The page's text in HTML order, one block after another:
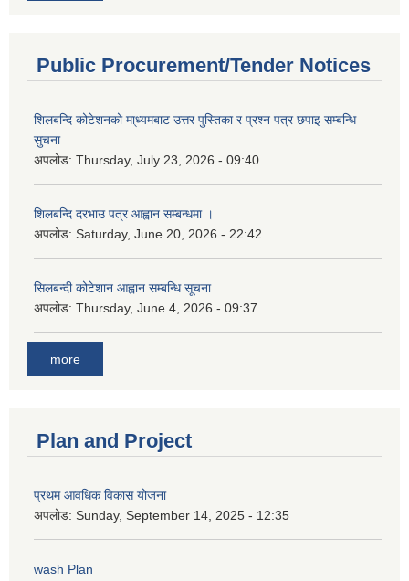
Public Procurement/Tender Notices
शिलबन्दि कोटेशनको मा्ध्यमबाट उत्तर पुस्तिका र प्रश्न पत्र छपाइ सम्बन्धि
सुचना
अपलोड: Thursday, July 23, 2026 - 09:40
शिलबन्दि दरभाउ पत्र आह्वान सम्बन्धमा ।
अपलोड: Saturday, June 20, 2026 - 22:42
सिलबन्दी कोटेशान आह्वान सम्बन्धि सूचना
अपलोड: Thursday, June 4, 2026 - 09:37
more
Plan and Project
प्रथम आवधिक विकास योजना
अपलोड: Sunday, September 14, 2025 - 12:35
wash Plan